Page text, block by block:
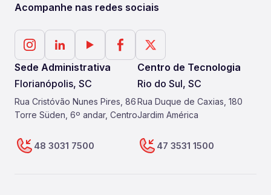
Acompanhe nas redes sociais
Sede Administrativa
Florianópolis, SC
Rua Cristóvão Nunes Pires, 86
Torre Süden, 6º andar, Centro
48 3031 7500
Centro de Tecnologia
Rio do Sul, SC
Rua Duque de Caxias, 180
Jardim América
47 3531 1500